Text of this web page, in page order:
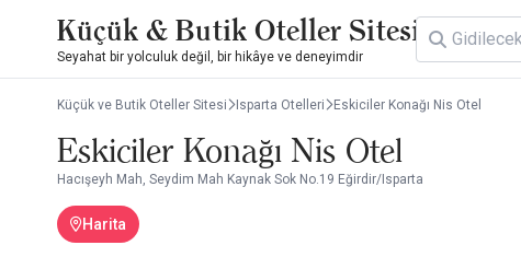
Küçük & Butik Oteller Sitesi
Seyahat bir yolculuk değil, bir hikâye ve deneyimdir
Küçük ve Butik Oteller Sitesi Isparta Otelleri Eskiciler Konağı Nis Otel
Eskiciler Konağı Nis Otel
Hacışeyh Mah, Seydim Mah Kaynak Sok No.19 Eğirdir/Isparta
Harita